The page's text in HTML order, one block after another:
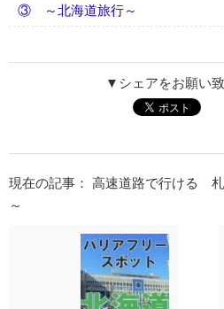
③ ～北海道旅行～
▼シェアをお願い
現在の記事： 高速道路で行ける
～